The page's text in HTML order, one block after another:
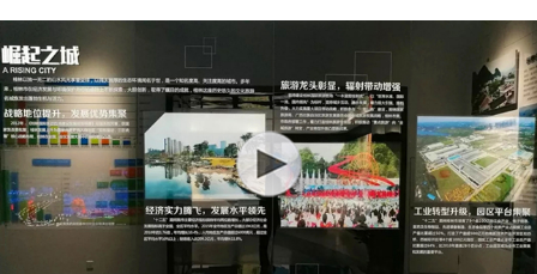
史文化、展示桂林城市发展脉
络和经济社会发展成就的窗
口，为国际旅游胜地建设增光
添彩。
要合理利自身资源，科学安排
功能区，最大化利用场馆空
间，用心打造精品展馆，为市
民提供优质服务。